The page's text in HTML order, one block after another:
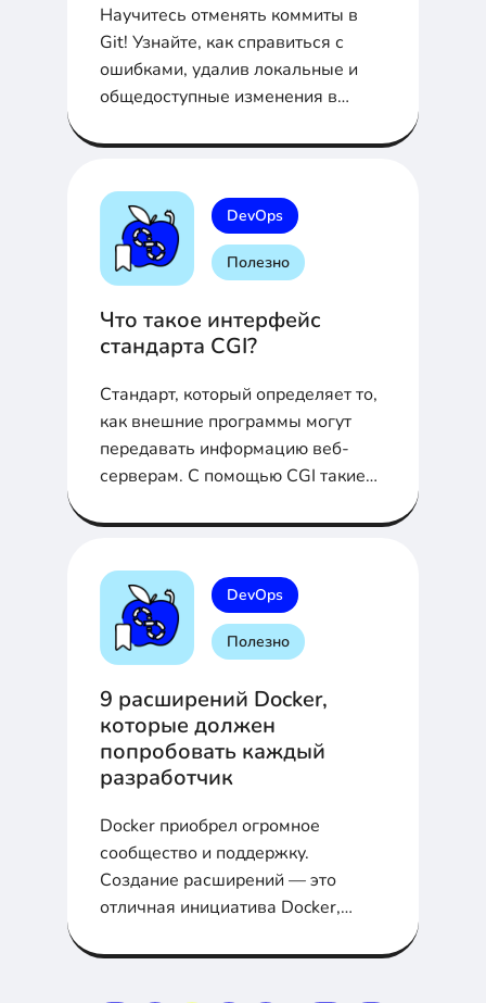
Научитесь отменять коммиты в
Git! Узнайте, как справиться с
ошибками, удалив локальные и
общедоступные изменения в
DevOps
Полезно
Что такое интерфейс
стандарта CGI?
Cтандарт, который определяет то,
как внешние программы могут
передавать информацию веб-
серверам. С помощью CGI такие
обмениваться данными.
DevOps
Полезно
9 расширений Docker,
которые должен
попробовать каждый
разработчик
Docker приобрел огромное
сообщество и поддержку.
Создание расширений — это
отличная инициатива Docker,
разработчикам оптимизировать